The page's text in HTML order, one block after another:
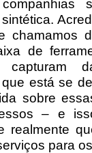
chamamos
de
capturam
está se
sobre
– e
realmente
para